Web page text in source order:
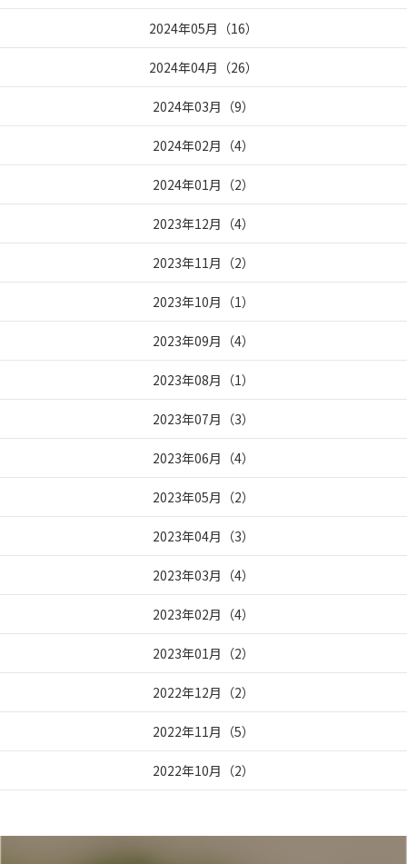
2024年05月 （16）
2024年04月 （26）
2024年03月 （9）
2024年02月 （4）
2024年01月 （2）
2023年12月 （4）
2023年11月 （2）
2023年10月 （1）
2023年09月 （4）
2023年08月 （1）
2023年07月 （3）
2023年06月 （4）
2023年05月 （2）
2023年04月 （3）
2023年03月 （4）
2023年02月 （4）
2023年01月 （2）
2022年12月 （2）
2022年11月 （5）
2022年10月 （2）